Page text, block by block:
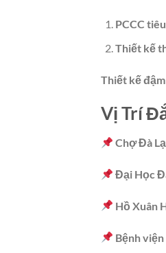
PCCC
Thiết kế
Thiết kế
Vị Trí
Chợ Đà
Đại Học
Hồ Xuân
Bệnh